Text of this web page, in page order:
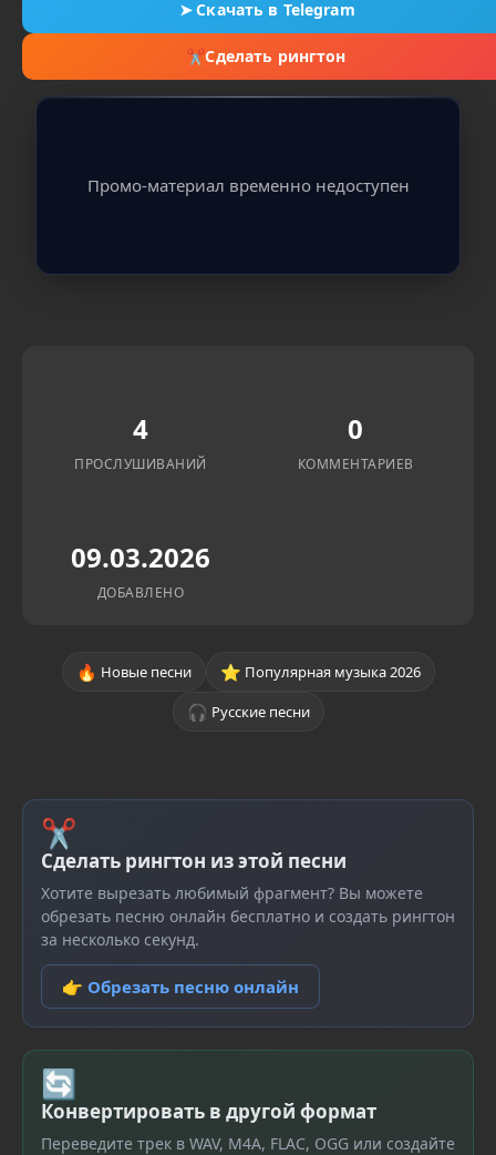
➤Скачать в Telegram
✂Сделать рингтон
Промо-материал временно недоступен
4
ПРОСЛУШИВАНИЙ
0
КОММЕНТАРИЕВ
09.03.2026
ДОБАВЛЕНО
🔥 Новые песни ⭐ Популярная музыка 2026
🎧 Русские песни
✂
Сделать рингтон из этой песни
Хотите вырезать любимый фрагмент? Вы можете
обрезать песню онлайн бесплатно и создать рингтон
за несколько секунд.
👉 Обрезать песню онлайн
🔄
Конвертировать в другой формат
Переведите трек в WAV, M4A, FLAC, OGG или создайте